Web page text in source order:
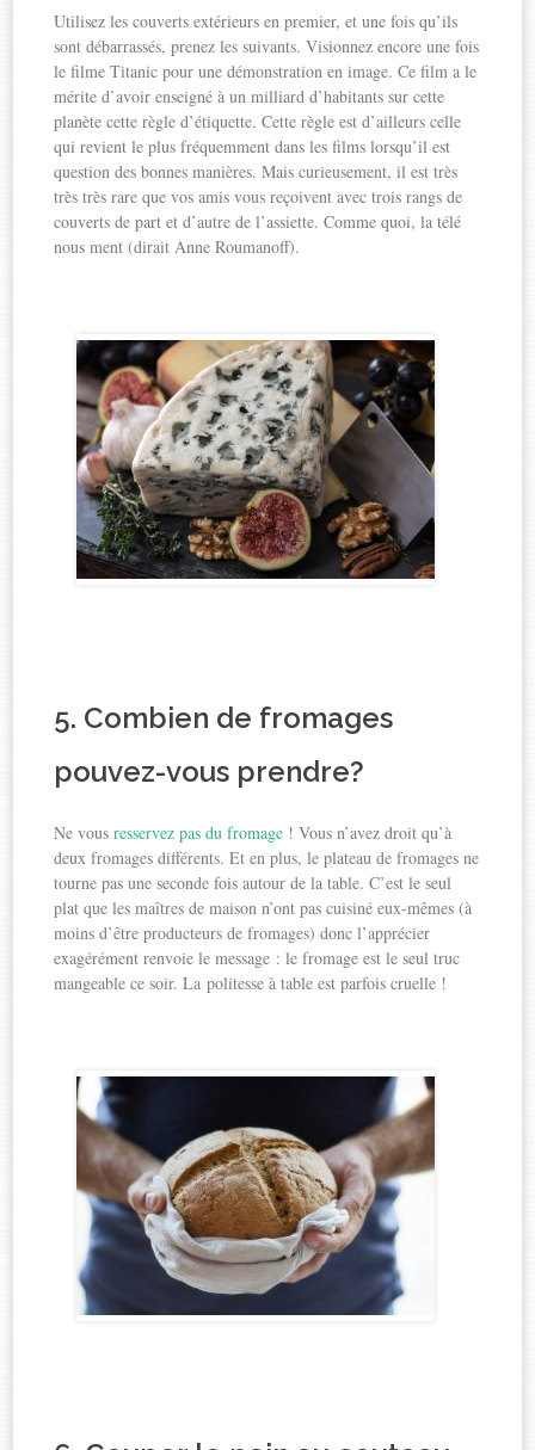
Utilisez les couverts extérieurs en premier, et une fois qu’ils
sont débarrassés, prenez les suivants. Visionnez encore une fois
le filme Titanic pour une démonstration en image. Ce film a le
mérite d’avoir enseigné à un milliard d’habitants sur cette
planète cette règle d’étiquette. Cette règle est d’ailleurs celle
qui revient le plus fréquemment dans les films lorsqu’il est
question des bonnes manières. Mais curieusement, il est très
très très rare que vos amis vous reçoivent avec trois rangs de
couverts de part et d’autre de l’assiette. Comme quoi, la télé
nous ment (dirait Anne Roumanoff).
5. Combien de fromages
pouvez-vous prendre?
Ne vousresservez pas du fromage ! Vous n’avez droit qu’à
deux fromages différents. Et en plus, le plateau de fromages ne
tourne pas une seconde fois autour de la table. C’est le seul
plat que les maîtres de maison n’ont pas cuisiné eux-mêmes (à
moins d’être producteurs de fromages) donc l’apprécier
exagérément renvoie le message : le fromage est le seul truc
mangeable ce soir. La politesse à table est parfois cruelle !